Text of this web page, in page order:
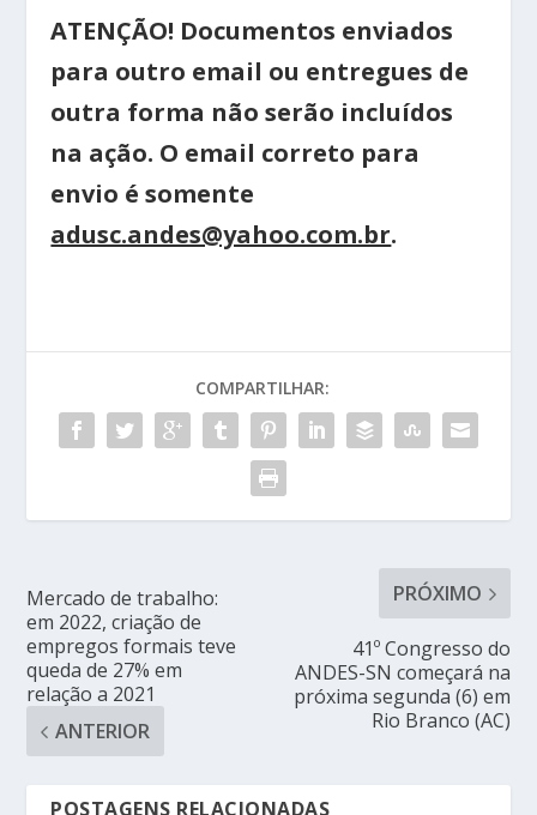
ATENÇÃO! Documentos enviados
para outro email ou entregues de
outra forma não serão incluídos
na ação. O email correto para
envio é somente
adusc.andes@yahoo.com.br.
COMPARTILHAR:
Mercado de trabalho:
em 2022, criação de
empregos formais teve
queda de 27% em
relação a 2021
ANTERIOR
PRÓXIMO
41º Congresso do
ANDES-SN começará na
próxima segunda (6) em
Rio Branco (AC)
POSTAGENS RELACIONADAS